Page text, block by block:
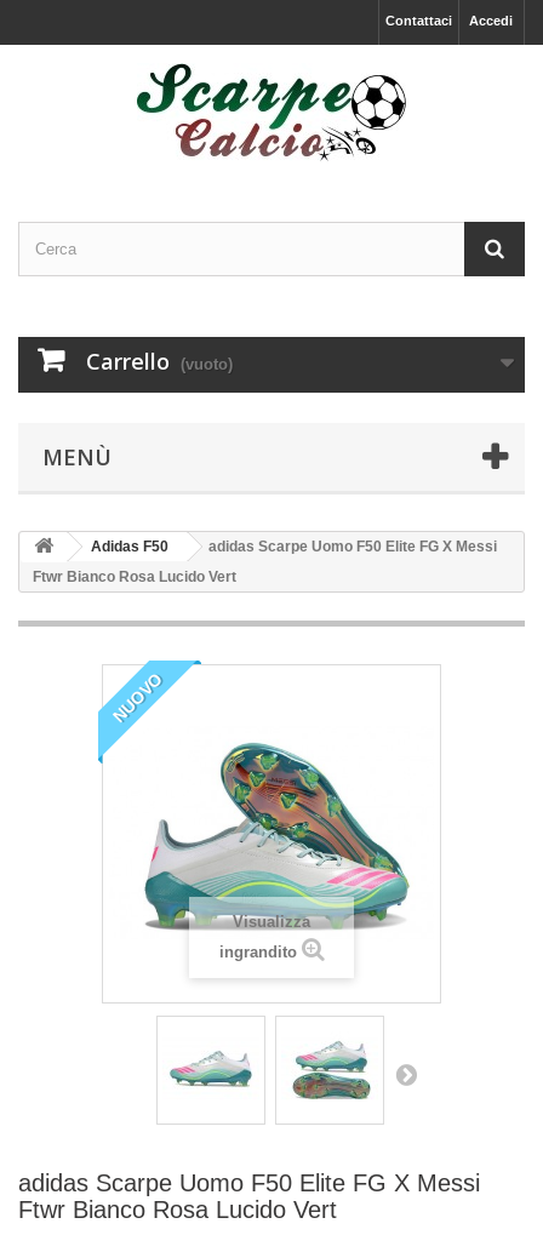
Accedi
Contattaci
Carrello (vuoto)
MENÙ
Adidas F50
adidas Scarpe Uomo F50 Elite FG X Messi
Ftwr Bianco Rosa Lucido Vert
NUOVO
Visualizza
ingrandito
adidas Scarpe Uomo F50 Elite FG X Messi
Ftwr Bianco Rosa Lucido Vert